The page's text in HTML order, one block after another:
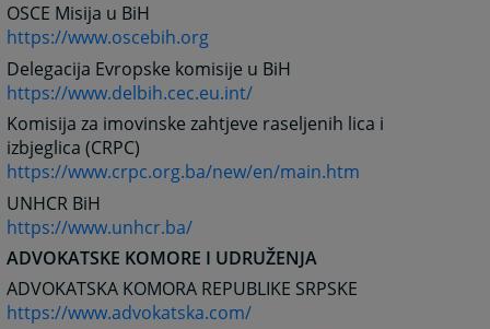
OSCE Misija u BiH
https://www.oscebih.org
Delegacija Evropske komisije u BiH
https://www.delbih.cec.eu.int/
Komisija za imovinske zahtjeve raseljenih lica i
izbjeglica (CRPC)
https://www.crpc.org.ba/new/en/main.htm
UNHCR BiH
https://www.unhcr.ba/
ADVOKATSKE KOMORE I UDRUŽENJA
ADVOKATSKA KOMORA REPUBLIKE SRPSKE
https://www.advokatska.com/